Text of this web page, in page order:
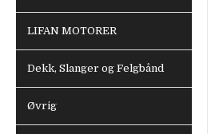
LIFAN MOTORER
Dekk, Slanger og Felgbånd
Øvrig